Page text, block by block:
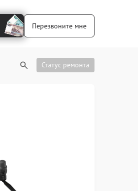
Перезвоните мне
Статус ремонта